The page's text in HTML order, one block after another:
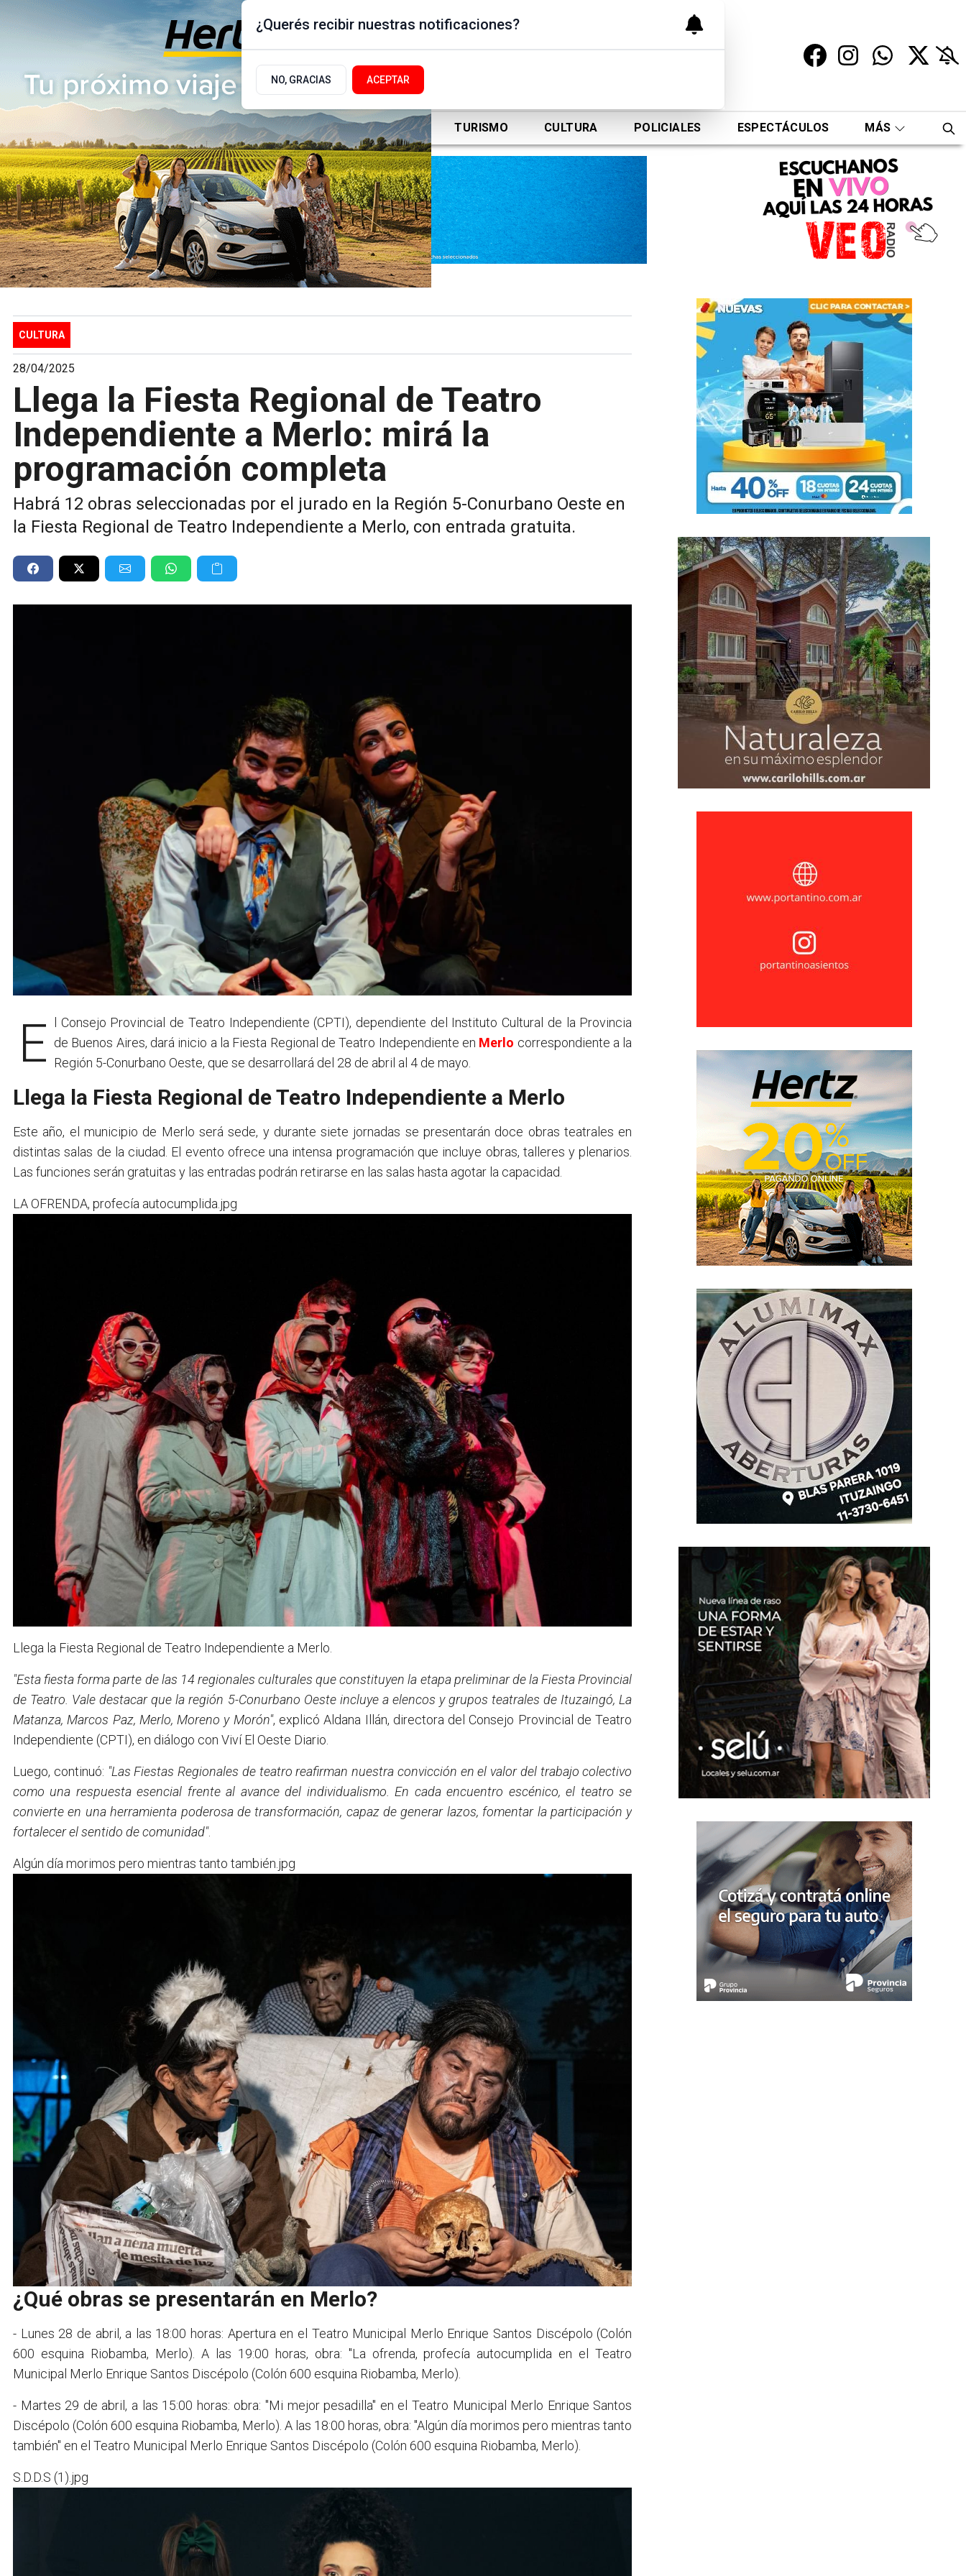
Viernes 7 de Agosto
de 2026
17.9ºc | Buenos Aires, AR
ACTUALIDAD POLÍTICA DEPORTES TURISMO CULTURA POLICIALES ESPECTÁCULOS MÁS
CULTURA
28/04/2025
Llega la Fiesta Regional de Teatro
Independiente a Merlo: mirá la
programación completa
Habrá 12 obras seleccionadas por el jurado en la Región 5-Conurbano Oeste en
la Fiesta Regional de Teatro Independiente a Merlo, con entrada gratuita.
El Consejo Provincial de Teatro Independiente (CPTI), dependiente del Instituto Cultural de la Provincia de Buenos Aires, dará inicio a la Fiesta Regional de Teatro Independiente en Merlo correspondiente a la
Región 5-Conurbano Oeste, que se desarrollará del 28 de abril al 4 de mayo.
Llega la Fiesta Regional de Teatro Independiente a Merlo
Este año, el municipio de Merlo será sede, y durante siete jornadas se presentarán doce obras teatrales en
distintas salas de la ciudad. El evento ofrece una intensa programación que incluye obras, talleres y plenarios.
Las funciones serán gratuitas y las entradas podrán retirarse en las salas hasta agotar la capacidad.
LA OFRENDA, profecía autocumplida.jpg
Llega la Fiesta Regional de Teatro Independiente a Merlo.
"Esta fiesta forma parte de las 14 regionales culturales que constituyen la etapa preliminar de la Fiesta Provincial
de Teatro. Vale destacar que la región 5-Conurbano Oeste incluye a elencos y grupos teatrales de Ituzaingó, La
Matanza, Marcos Paz, Merlo, Moreno y Morón", explicó Aldana Illán, directora del Consejo Provincial de Teatro
Independiente (CPTI), en diálogo con Viví El Oeste Diario.
Luego, continuó: "Las Fiestas Regionales de teatro reafirman nuestra convicción en el valor del trabajo colectivo
como una respuesta esencial frente al avance del individualismo. En cada encuentro escénico, el teatro se
convierte en una herramienta poderosa de transformación, capaz de generar lazos, fomentar la participación y
fortalecer el sentido de comunidad".
Algún día morimos pero mientras tanto también.jpg
¿Qué obras se presentarán en Merlo?
- Lunes 28 de abril, a las 18:00 horas: Apertura en el Teatro Municipal Merlo Enrique Santos Discépolo (Colón
600 esquina Riobamba, Merlo). A las 19:00 horas, obra: "La ofrenda, profecía autocumplida en el Teatro
Municipal Merlo Enrique Santos Discépolo (Colón 600 esquina Riobamba, Merlo).
- Martes 29 de abril, a las 15:00 horas: obra: "Mi mejor pesadilla" en el Teatro Municipal Merlo Enrique Santos
Discépolo (Colón 600 esquina Riobamba, Merlo). A las 18:00 horas, obra: "Algún día morimos pero mientras tanto
también" en el Teatro Municipal Merlo Enrique Santos Discépolo (Colón 600 esquina Riobamba, Merlo).
S.D.D.S (1).jpg
¿Querés recibir nuestras notificaciones?
NO, GRACIAS ACEPTAR